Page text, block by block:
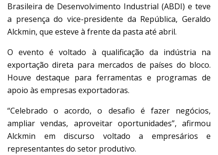
Brasileira de Desenvolvimento Industrial (ABDI) e teve
a presença do vice-presidente da República, Geraldo
Alckmin, que esteve à frente da pasta até abril.
O evento é voltado à qualificação da indústria na
exportação direta para mercados de países do bloco.
Houve destaque para ferramentas e programas de
apoio às empresas exportadoras.
“Celebrado o acordo, o desafio é fazer negócios,
ampliar vendas, aproveitar oportunidades”, afirmou
Alckmin em discurso voltado a empresários e
representantes do setor produtivo.